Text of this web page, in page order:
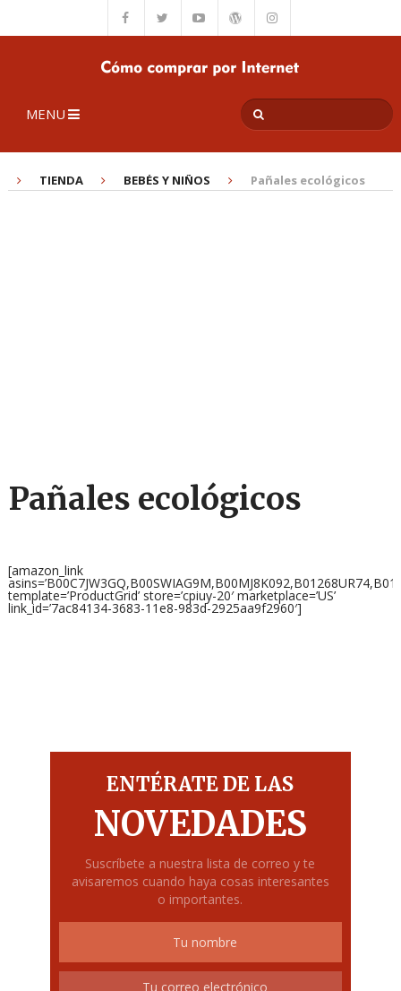
MENU
TIENDA BEBÉS Y NIÑOS Pañales ecológicos
Pañales ecológicos
[amazon_link
template=’ProductGrid’ store=’cpiuy-20′ marketplace=’US’
link_id=’7ac84134-3683-11e8-983d-2925aa9f2960′]
ENTÉRATE DE LAS
NOVEDADES
Suscríbete a nuestra lista de correo y te
avisaremos cuando haya cosas interesantes
o importantes.